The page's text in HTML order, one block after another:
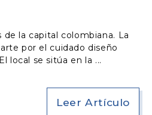
la capital colombiana. La
por el cuidado diseño
local se sitúa en la
Leer Artículo